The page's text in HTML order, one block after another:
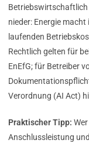
Betriebswirtschaftlich
nieder: Energie
laufenden
Rechtlich gelten für
EnEfG; für Betreiber
Verordnung (AI Act)
Praktischer Tipp:
Anschlussleistung